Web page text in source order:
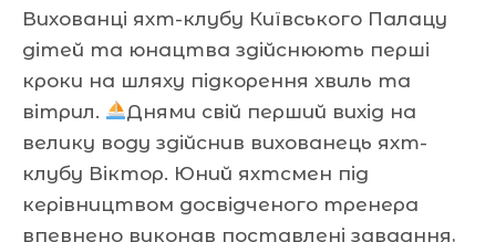
Вихованці яхт-клубу Київського Палацу
дітей та юнацтва здійснюють перші
кроки на шляху підкорення хвиль та
вітрил.
Днями свій перший вихід на
велику воду здійснив вихованець яхт-
клубу Віктор. Юний яхтсмен під
керівництвом досвідченого тренера
впевнено виконав поставлені завдання,